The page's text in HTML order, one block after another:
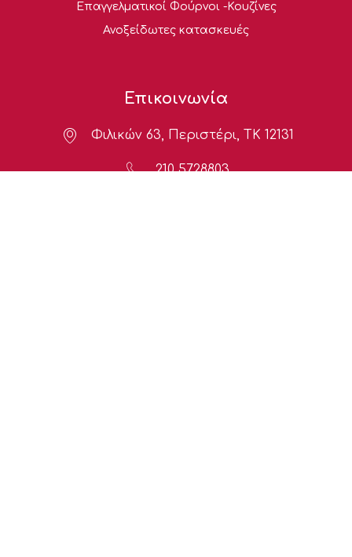
Επαγγελματικοί Φούρνοι -Κουζίνες
Ανοξείδωτες κατασκευές
Επικοινωνία
Φιλικών 63, Περιστέρι, ΤΚ 12131
210 5728803